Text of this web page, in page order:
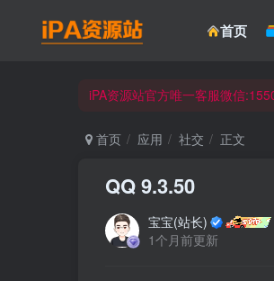
首页
iPA资源站官方唯一客服微信
iPA资源站官方唯一客服微信
首页 应用 社交 正文
QQ 9.3.50
宝宝(站长)
1个月前更新